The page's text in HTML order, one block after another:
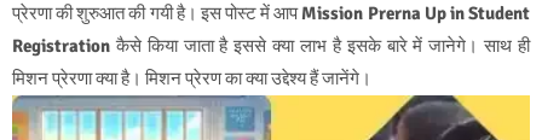
प्रेरणा की शुरुआत की गयी है। इस पोस्ट में आपMission Prerna Up in Student
Registration कैसे किया जाता है इससे क्या लाभ है इसके बारे में जानेगे। साथ ही
मिशन प्रेरणा क्या है। मिशन प्रेरण का क्या उद्देश्य हैं जानेंगे।